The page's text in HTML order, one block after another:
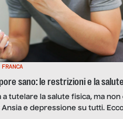
sano: le restrizioni e la
a tutelare la salute fisica, ma non
e depressione su tutti.